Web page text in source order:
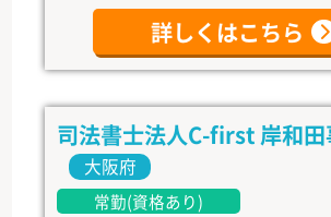
詳しくはこちら
司法書士法人C-first 岸和
大阪府
常勤(資格あり)